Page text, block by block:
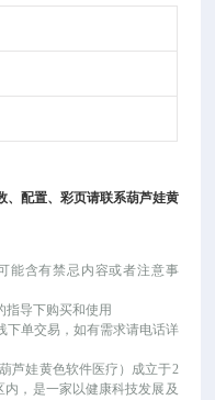
、配置、彩页请联系葫芦娃黄
能含有禁忌内容或者注意事
指导下购买和使用
下单交易，如有需求请电话详
芦娃黄色软件医疗）成立于2
，是一家以健康科技发展及